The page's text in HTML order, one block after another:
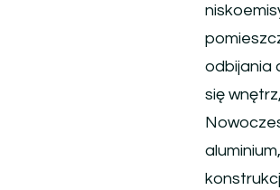
Energetycznyodbijania
się